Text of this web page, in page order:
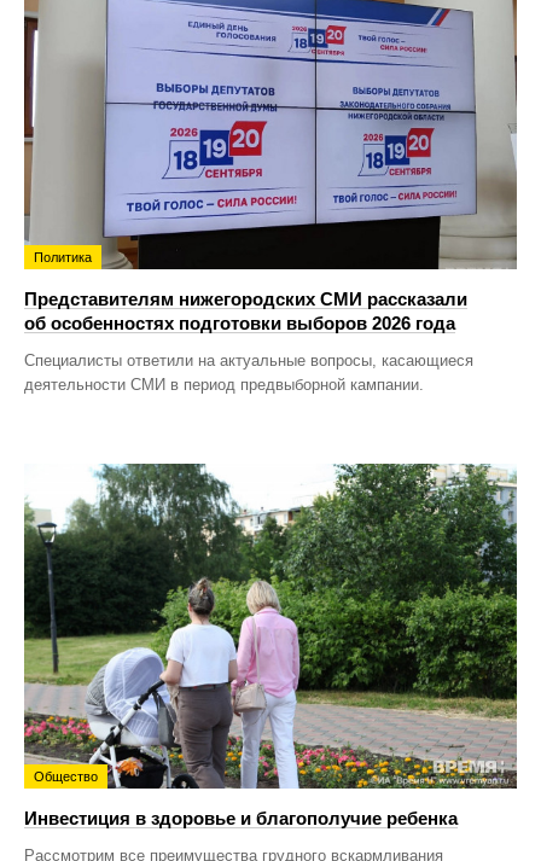
Политика
Представителям нижегородских СМИ рассказали
об особенностях подготовки выборов 2026 года
Специалисты ответили на актуальные вопросы, касающиеся
деятельности СМИ в период предвыборной кампании.
Общество
Инвестиция в здоровье и благополучие ребенка
Рассмотрим все преимущества грудного вскармливания